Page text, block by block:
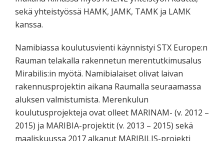
sekä yhteistyössä HAMK, JAMK, TAMK ja LAMK
kanssa.
Namibiassa koulutusvienti käynnistyi STX Europe:n
Rauman telakalla rakennetun merentutkimusalus
Mirabilis:in myötä. Namibialaiset olivat laivan
rakennusprojektin aikana Raumalla seuraamassa
aluksen valmistumista. Merenkulun
koulutusprojekteja ovat olleet MARINAM- (v. 2012 –
2015) ja MARIBIA-projektit (v. 2013 – 2015) sekä
maaliskuussa 2017 alkanut MARIBILIS-projekti